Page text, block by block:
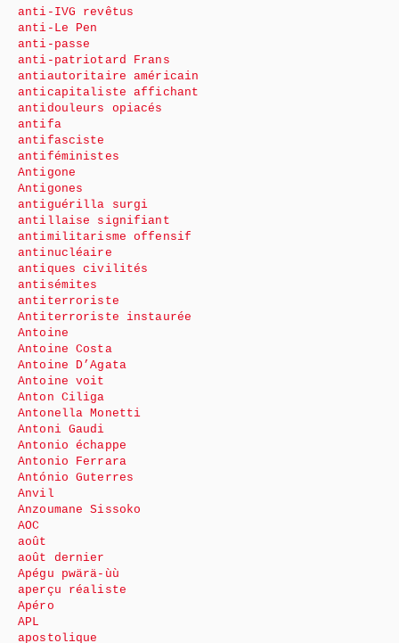
anti-IVG revêtus
anti-Le Pen
anti-passe
anti-patriotard Frans
antiautoritaire américain
anticapitaliste affichant
antidouleurs opiacés
antifa
antifasciste
antiféministes
Antigone
Antigones
antiguérilla surgi
antillaise signifiant
antimilitarisme offensif
antinucléaire
antiques civilités
antisémites
antiterroriste
Antiterroriste instaurée
Antoine
Antoine Costa
Antoine D’Agata
Antoine voit
Anton Ciliga
Antonella Monetti
Antoni Gaudi
Antonio échappe
Antonio Ferrara
António Guterres
Anvil
Anzoumane Sissoko
AOC
août
août dernier
Apégu pwärä-ùù
aperçu réaliste
Apéro
APL
apostolique